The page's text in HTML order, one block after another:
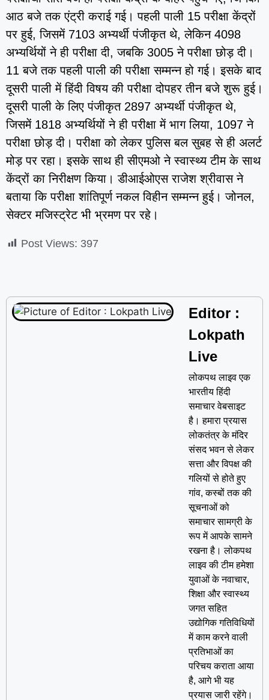
आठ बजे तक एंट्री कराई गई। पहली पाली 15 परीक्षा केंद्रों
पर हुई, जिसमें 7103 अभ्यर्थी पंजीकृत थे, लेकिन 4098
अभ्यर्थियों ने ही परीक्षा दी, जबकि 3005 ने परीक्षा छोड़ दी।
11 बजे तक पहली पाली की परीक्षा सम्मन्न हो गई। इसके बाद
दूसरी पाली में हिंदी विषय की परीक्षा दोपहर तीन बजे शुरू हुई।
दूसरी पाली के लिए पंजीकृत 2897 अभ्यर्थी पंजीकृत थे,
जिसमें 1818 अभ्यर्थियों ने ही परीक्षा में भाग लिया, 1097 ने
परीक्षा छोड़ दी। परीक्षा को लेकर पुलिस बल सुबह से ही अलर्ट
मोड़ पर रहा। इसके साथ ही सीएमओ ने स्वास्थ्य टीम के साथ
केंद्रों का निरीक्षण किया। डीआईओएस राजेश श्रीवास ने
बताया कि परीक्षा शांतिपूर्ण नकल विहीन सम्मन्न हुई। जोनल,
सेक्टर मजिस्ट्रेट भी भ्रमण पर रहे।
Post Views: 397
Editor :
Lokpath
Live
लोकपथ लाइव एक
भारतीय हिंदी
समाचार वेबसाइट
है। हमारा प्रयास
लोकतंत्र के मंदिर
संसद भवन से लेकर
सत्ता और विपक्ष की
गलियों से होते हुए
गांव, कस्बों तक की
सूचनाओं को
समाचार सामग्री के
रूप में आपके सामने
रखना है। लोकपथ
लाइव की टीम हमेशा
युवाओं के नवाचार,
शिक्षा और स्वास्थ्य
जगत सहित
उद्योगिक गतिविधियों
में काम करने वाली
प्रतिभाओं का
परिचय कराता आया
है, आगे भी यह
प्रयास जारी रहेंगे।